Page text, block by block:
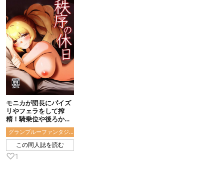
モニカが団長にパイズ
リやフェラをして搾
精！騎乗位や後ろから
イチャラブセック
ス！！
グランブルーファンタジー
この同人誌を読む
♡1